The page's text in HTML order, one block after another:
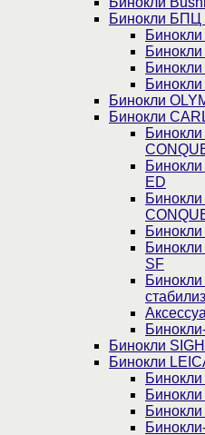
Бинокли
Бинокли
Бинокли
ED
SF
Бинокли
Бинокли